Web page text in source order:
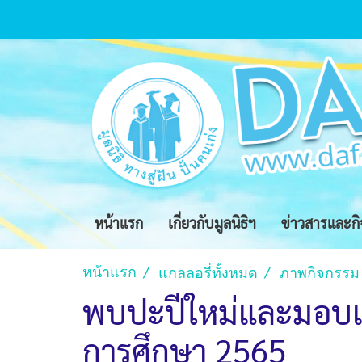
หน้าแรก เกี่ยวกับมูลนิธิฯ ข่าวสารและ
หน้าแรก แกลลอรี่ทั้งหมด ภาพกิจกรรม
พบปะปีใหม่และมอบ
การศึกษา 2565